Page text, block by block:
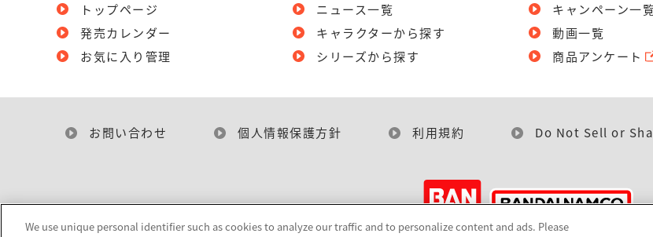
トップページ
発売カレンダー
お気に入り管理
ニュース一覧
キャラクターから探す
シリーズから探す
キャンペーン一
動画一覧
商品アンケート
お問い合わせ 個人情報保護方針 利用規約 Do Not Sell or
We use unique personal identifier such as cookies to analyze our traffic and to personalize content and ads. Please